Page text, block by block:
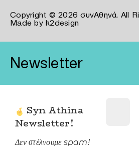
Copyright © 2026 συνΑθηνά. All
Made by k2design
Newsletter
Syn Athina
Newsletter!
Δεν στέλνουμε spam!